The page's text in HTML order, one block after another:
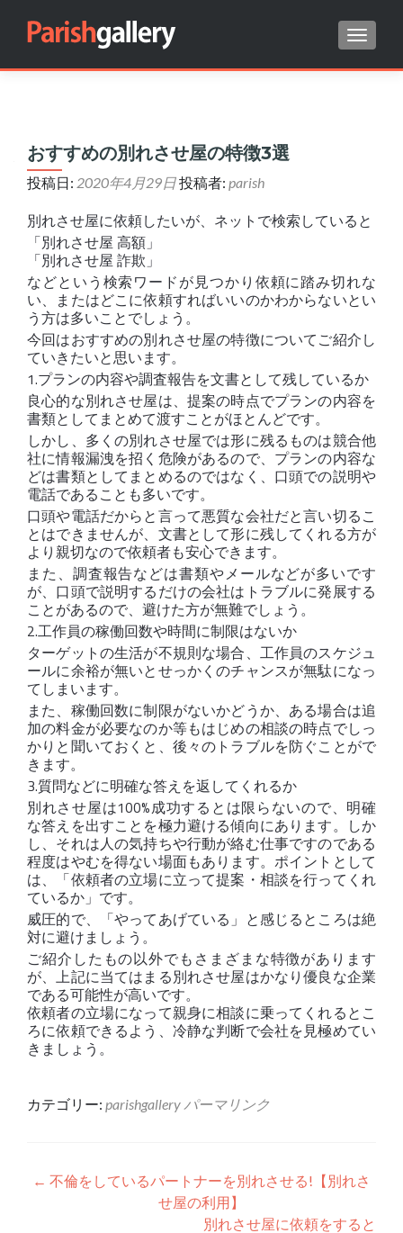
ナビゲ
おすすめの別れさせ屋の特徴3選
投稿日: 2020年4月29日投稿者: parish
別れさせ屋に依頼したいが、ネットで検索していると
「別れさせ屋 高額」
「別れさせ屋 詐欺」
などという検索ワードが見つかり依頼に踏み切れな
い、またはどこに依頼すればいいのかわからないとい
う方は多いことでしょう。
今回はおすすめの別れさせ屋の特徴についてご紹介し
ていきたいと思います。
1.プランの内容や調査報告を文書として残しているか
良心的な別れさせ屋は、提案の時点でプランの内容を
書類としてまとめて渡すことがほとんどです。
しかし、多くの別れさせ屋では形に残るものは競合他
社に情報漏洩を招く危険があるので、プランの内容な
どは書類としてまとめるのではなく、口頭での説明や
電話であることも多いです。
口頭や電話だからと言って悪質な会社だと言い切るこ
とはできませんが、文書として形に残してくれる方が
より親切なので依頼者も安心できます。
また、調査報告などは書類やメールなどが多いです
が、口頭で説明するだけの会社はトラブルに発展する
ことがあるので、避けた方が無難でしょう。
2.工作員の稼働回数や時間に制限はないか
ターゲットの生活が不規則な場合、工作員のスケジュ
ールに余裕が無いとせっかくのチャンスが無駄になっ
てしまいます。
また、稼働回数に制限がないかどうか、ある場合は追
加の料金が必要なのか等もはじめの相談の時点でしっ
かりと聞いておくと、後々のトラブルを防ぐことがで
きます。
3.質問などに明確な答えを返してくれるか
別れさせ屋は100%成功するとは限らないので、明確
な答えを出すことを極力避ける傾向にあります。しか
し、それは人の気持ちや行動が絡む仕事ですのである
程度はやむを得ない場面もあります。ポイントとして
は、「依頼者の立場に立って提案・相談を行ってくれ
ているか」です。
威圧的で、「やってあげている」と感じるところは絶
対に避けましょう。
ご紹介したもの以外でもさまざまな特徴があります
が、上記に当てはまる別れさせ屋はかなり優良な企業
である可能性が高いです。
依頼者の立場になって親身に相談に乗ってくれるとこ
ろに依頼できるよう、冷静な判断で会社を見極めてい
きましょう。
カテゴリー: parishgallery パーマリンク
投稿ナビゲーション
← 不倫をしているパートナーを別れさせる!【別れさ
せ屋の利用】
別れさせ屋に依頼をすると